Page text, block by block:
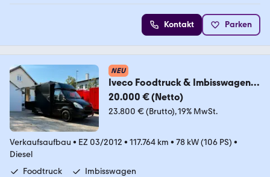
Kontakt Parken
NEU
Iveco Foodtruck & Imbisswagen &
Verkaufswagen
20.000 € (Netto)
23.800 € (Brutto) 19% MwSt.
Verkaufsaufbau • EZ 03/2012 • 117.764 km • 78 kW (106 PS) •
Diesel
Foodtruck
Imbisswagen